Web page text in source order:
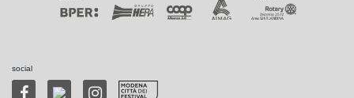
social